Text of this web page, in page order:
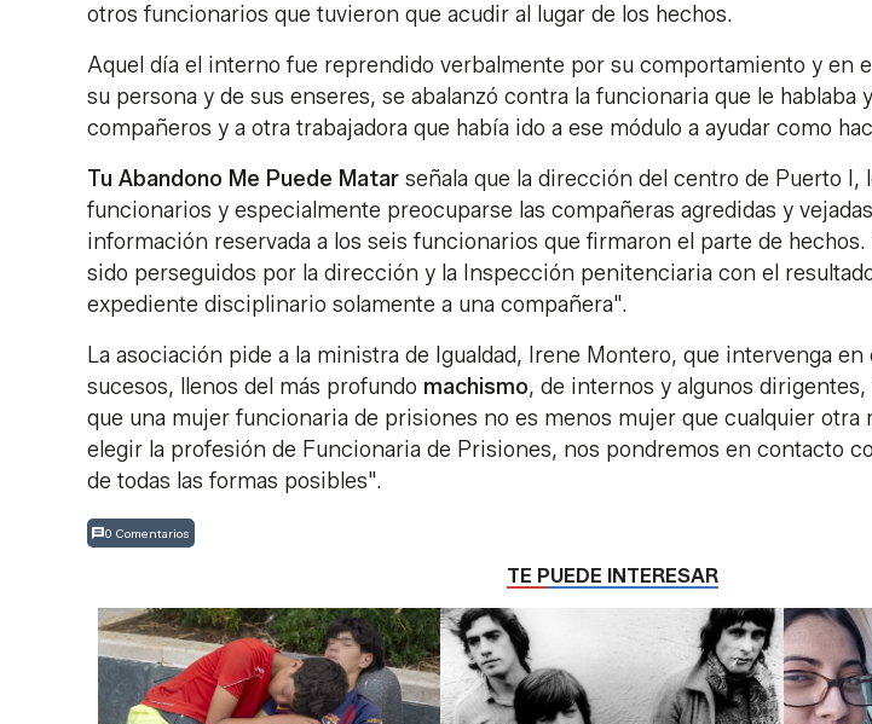
otros funcionarios que tuvieron que acudir al lugar de los hechos.
Aquel día el interno fue reprendido verbalmente por su comportamiento y en
su persona y de sus enseres, se abalanzó contra la funcionaria que le hablaba
compañeros y a otra trabajadora que había ido a ese módulo a ayudar como
Tu Abandono Me Puede Matar señala que la dirección del centro de Puerto I,
funcionarios y especialmente preocuparse las compañeras agredidas y
información reservada a los seis funcionarios que firmaron el parte de
sido perseguidos por la dirección y la Inspección penitenciaria con el
expediente disciplinario solamente a una compañera".
La asociación pide a la ministra de Igualdad, Irene Montero, que intervenga en
sucesos, llenos del más profundo machismo, de internos y algunos
que una mujer funcionaria de prisiones no es menos mujer que cualquier otra
elegir la profesión de Funcionaria de Prisiones, nos pondremos en contacto
de todas las formas posibles".
0 Comentarios
TE PUEDE INTERESAR